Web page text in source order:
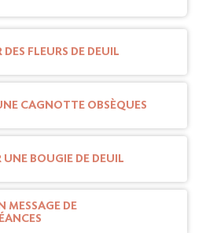
DES FLEURS DE DEUIL
CAGNOTTE OBSÈQUES
UNE BOUGIE DE DEUIL
MESSAGE DE